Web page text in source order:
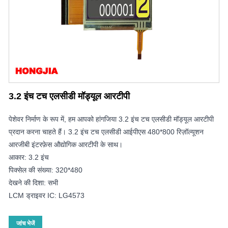
3.2 इंच टच एलसीडी मॉड्यूल आरटीपी
पेशेवर निर्माण के रूप में, हम आपको हांगजिया 3.2 इंच टच एलसीडी मॉड्यूल आरटीपी
प्रदान करना चाहते हैं। 3.2 इंच टच एलसीडी आईपीएस 480*800 रिज़ॉल्यूशन
आरजीबी इंटरफ़ेस औद्योगिक आरटीपी के साथ।
आकार: 3.2 इंच
पिक्सेल की संख्या: 320*480
देखने की दिशा: सभी
LCM ड्राइवर IC: LG4573
जांच भेजें